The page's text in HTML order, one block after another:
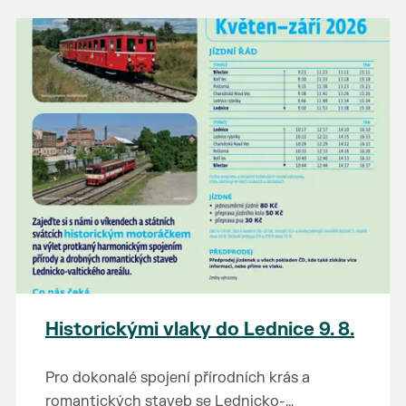
Prodejce prosíme tradičně o příchod 30
minut před začátkem, aby si vše na
prodejních místech stihli přichystat. Pokud
plánujete přijít a chcete rezervovat prodejní
místo, potvrďte prosím účast přes email
petr.vlasak@breclav.eu nebo zde v události,
ať víme, s kolika lidmi máme počítat. Počet
prodejních míst je omezen.
Těšíme se jako vždy!
Historickými vlaky do Lednice 9. 8.
Pro dokonalé spojení přírodních krás a
romantických staveb se Lednicko-